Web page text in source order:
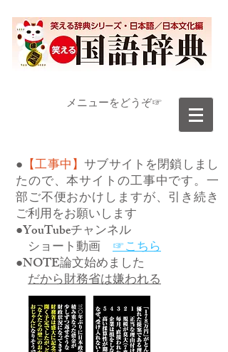
​メニューをどうぞ☞
● 【工事中】サブサイトを閉鎖しまし
たので、本サイトの工事中です。一
部ご不便おかけしますが、引き続き
ご利用をお願いします
●YouTubeチャンネル
ショート動画 ☞こちら
●NOTE論文始めました
だから財務省は嫌われる